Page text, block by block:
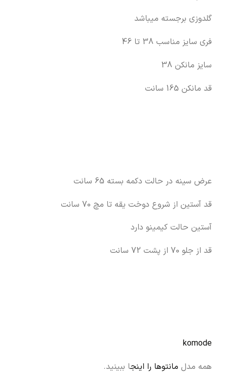
گلدوزی برجسته میباشد
فری سایز مناسب 38 تا 46
سایز مانکن 38
قد مانکن 165 سانت
عرض سینه در حالت دکمه بسته 65 سانت
قد آستین از شروع دوخت یقه تا مچ 70 سانت
آستین حالت کیمینو دارد
قد از جلو 70 از پشت 72 سانت
komode
همه مدل مانتوها را اینجا ببینید.